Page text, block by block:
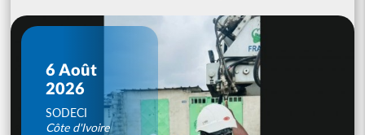
6 Août
2026
SODECI
Côte d'Ivoire